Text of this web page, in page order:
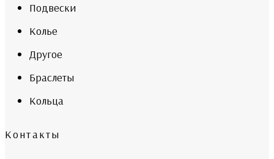
Подвески
Колье
Другое
Браслеты
Кольца
Контакты